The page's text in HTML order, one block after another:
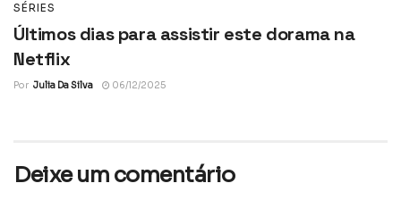
SÉRIES
Últimos dias para assistir este dorama na
Netflix
Por Julia Da Silva 06/12/2025
Deixe um comentário